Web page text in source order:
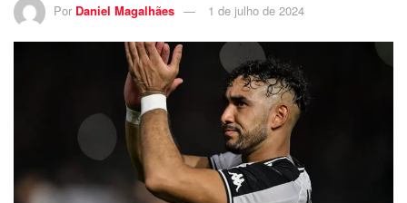
Por Daniel Magalhães 1 de julho de 2024